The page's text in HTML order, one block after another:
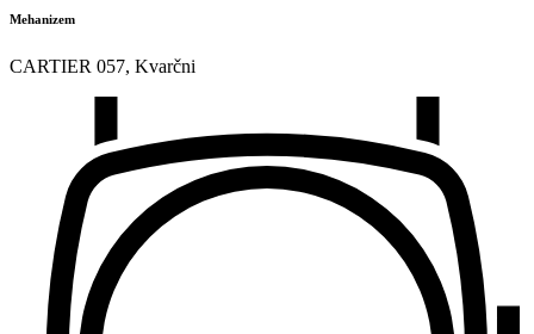
Mehanizem
CARTIER 057, Kvarčni